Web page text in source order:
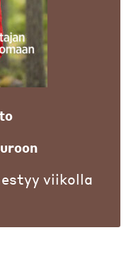
viikolla